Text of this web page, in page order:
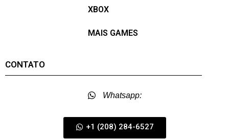
XBOX
MAIS GAMES
CONTATO
Whatsapp:
+1 (208) 284-6527